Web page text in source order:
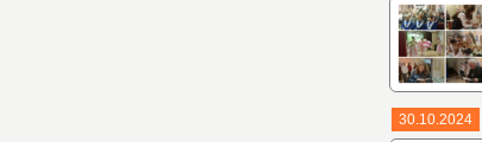
30.10.2024